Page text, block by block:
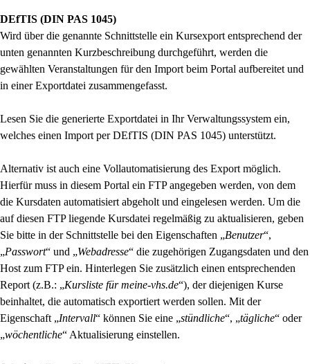
DEfTIS (DIN PAS 1045)
Wird über die genannte Schnittstelle ein Kursexport entsprechend der
unten genannten Kurzbeschreibung durchgeführt, werden die
gewählten Veranstaltungen für den Import beim Portal aufbereitet und
in einer Exportdatei zusammengefasst.
Lesen Sie die generierte Exportdatei in Ihr Verwaltungssystem ein,
welches einen Import per DEfTIS (DIN PAS 1045) unterstützt.
Alternativ ist auch eine Vollautomatisierung des Export möglich.
Hierfür muss in diesem Portal ein FTP angegeben werden, von dem
die Kursdaten automatisiert abgeholt und eingelesen werden. Um die
auf diesen FTP liegende Kursdatei regelmäßig zu aktualisieren, geben
Sie bitte in der Schnittstelle bei den Eigenschaften „Benutzer“,
„Passwort“ und „Webadresse“ die zugehörigen Zugangsdaten und den
Host zum FTP ein. Hinterlegen Sie zusätzlich einen entsprechenden
Report (z.B.: „Kursliste für meine-vhs.de“), der diejenigen Kurse
beinhaltet, die automatisch exportiert werden sollen. Mit der
Eigenschaft „Intervall“ können Sie eine „stündliche“, „tägliche“ oder
„wöchentliche“ Aktualisierung einstellen.